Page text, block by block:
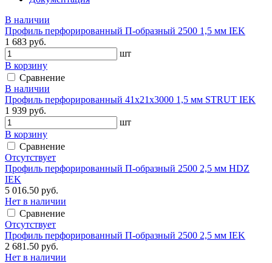
В наличии
Профиль перфорированный П-образный 2500 1,5 мм IEK
1 683 руб.
шт
В корзину
Сравнение
В наличии
Профиль перфорированный 41х21х3000 1,5 мм STRUT IEK
1 939 руб.
шт
В корзину
Сравнение
Отсутствует
Профиль перфорированный П-образный 2500 2,5 мм HDZ
IEK
5 016.50 руб.
Нет в наличии
Сравнение
Отсутствует
Профиль перфорированный П-образный 2500 2,5 мм IEK
2 681.50 руб.
Нет в наличии